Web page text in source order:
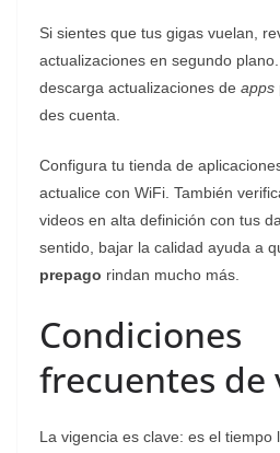
Si sientes que tus gigas vuelan,
actualizaciones en segundo
descarga actualizaciones de apps
des cuenta.
Configura tu tienda de
actualice con WiFi. También
videos en alta definición con tus
sentido, bajar la calidad ayuda a
prepago rindan mucho más.
Condiciones
frecuentes de
La vigencia es clave: es el tiempo